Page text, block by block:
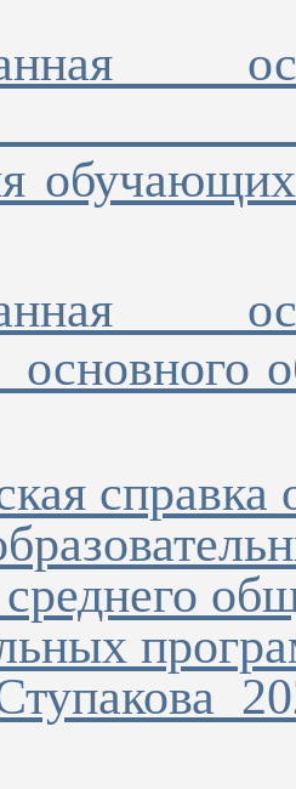
справка